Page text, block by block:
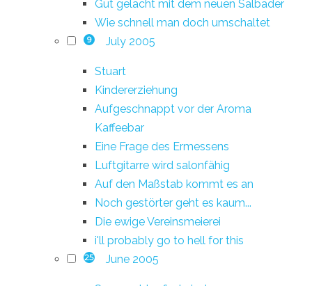
Gut gelacht mit dem neuen Salbader
Wie schnell man doch umschaltet
9 July 2005
Stuart
Kindererziehung
Aufgeschnappt vor der Aroma
Kaffeebar
Eine Frage des Ermessens
Luftgitarre wird salonfähig
Auf den Maßstab kommt es an
Noch gestörter geht es kaum...
Die ewige Vereinsmeierei
i'll probably go to hell for this
25 June 2005